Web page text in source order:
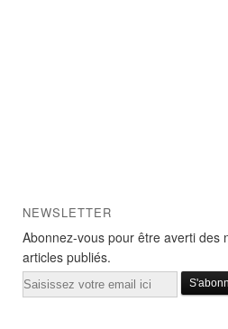
NEWSLETTER
Abonnez-vous pour être averti des
articles publiés.
Email